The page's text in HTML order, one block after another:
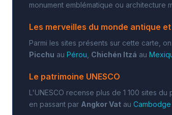
monument emblématique ou architecture
Les merveilles du monde antique
Parmi les sites présents sur cette carte,
Picchu au Pérou Chichén Itzá au
Le patrimoine UNESCO
L'UNESCO recense plus de 1 100 sites
en passant par Angkor Vat au Cambodge